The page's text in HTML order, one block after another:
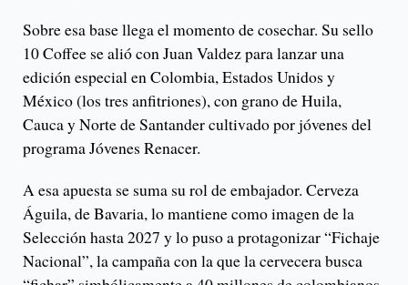
Sobre esa base llega el momento de cosechar. Su sello
10 Coffee se alió con Juan Valdez para lanzar una
edición especial en Colombia, Estados Unidos y
México (los tres anfitriones), con grano de Huila,
Cauca y Norte de Santander cultivado por jóvenes del
programa Jóvenes Renacer.
A esa apuesta se suma su rol de embajador. Cerveza
Águila, de Bavaria, lo mantiene como imagen de la
Selección hasta 2027 y lo puso a protagonizar “Fichaje
Nacional”, la campaña con la que la cervecera busca